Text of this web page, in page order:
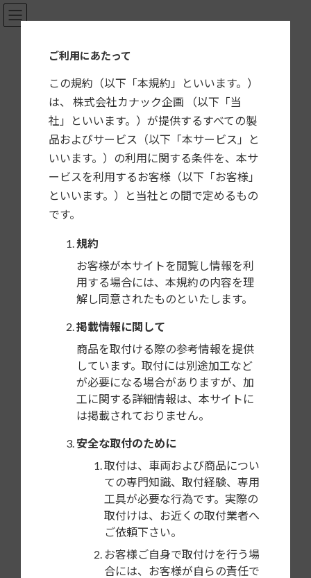
コ
ン
ナ
ビ
カーナビ・カーAV取付キット適合情報
GE-X008
ステアリングリモコン用オプションキット
CAN-Busインターフェイス「
販カーAVを操作できるようにするキットです。
★ リモコン専用端子付、リモコン設定機能付および、赤
外線リモコン対応のカーAVにお使いいただけます。
★ 主なメーカーのリモコンデータをプリセット済み！簡
コネクター（10P）
ミニプラグ変換コード
赤外線コード（5m）
ご利用にあたって
この規約（以下「本規約」といいます。）
は、 株式会社カナック企画 （以下「当
社」といいます。）が提供するすべての製
品およびサービス（以下「本サービス」と
いいます。）の利用に関する条件を、本サ
ービスを利用するお客様（以下「お客様」
といいます。）と当社との間で定めるもの
です。
規約
お客様が本サイトを閲覧し情報を利
用する場合には、本規約の内容を理
解し同意されたものといたします。
掲載情報に関して
商品を取付ける際の参考情報を提供
しています。取付には別途加工など
が必要になる場合がありますが、加
工に関する詳細情報は、本サイトに
は掲載されておりません。
安全な取付のために
取付は、車両および商品につい
ての専門知識、取付経験、専用
工具が必要な行為です。実際の
取付けは、お近くの取付業者へ
ご依頼下さい。
お客様ご自身で取付けを行う場
合には、お客様が自らの責任で